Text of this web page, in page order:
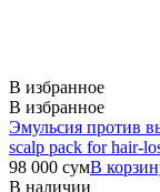
В избранное
В избранное
Эмульсия против
scalp pack for hair-
98 000 сумВ
В наличии